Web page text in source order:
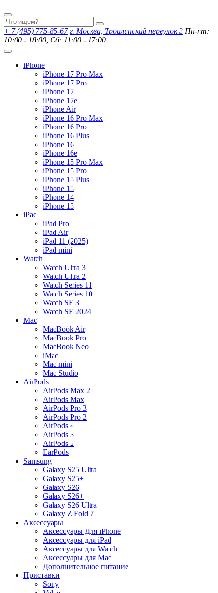
+ 7 (495) 775-85-67 г. Москва, Троилинский переулок 3 Пн-пт:
10:00 - 18:00, Сб: 11:00 - 17:00
iPhone
iPhone 17 Pro Max
iPhone 17 Pro
iPhone 17
iPhone 17e
iPhone Air
iPhone 16 Pro Max
iPhone 16 Pro
iPhone 16 Plus
iPhone 16
iPhone 16e
iPhone 15 Pro Max
iPhone 15 Pro
iPhone 15 Plus
iPhone 15
iPhone 14
iPhone 13
iPad
iPad Pro
iPad Air
iPad 11 (2025)
iPad mini
Watch
Watch Ultra 3
Watch Ultra 2
Watch Series 11
Watch Series 10
Watch SE 3
Watch SE 2024
Mac
MacBook Air
MacBook Pro
MacBook Neo
iMac
Mac mini
Mac Studio
AirPods
AirPods Max 2
AirPods Max
AirPods Pro 3
AirPods Pro 2
AirPods 4
AirPods 3
AirPods 2
EarPods
Samsung
Galaxy S25 Ultra
Galaxy S25+
Galaxy S26
Galaxy S26+
Galaxy S26 Ultra
Galaxy Z Fold 7
Аксессуары
Аксессуары Для iPhone
Аксессуары для iPad
Аксессуары для Watch
Аксессуары для Mac
Дополнительное питание
Приставки
Sony